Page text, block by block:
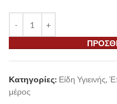
Κατηγορίες: Είδη Υγιεινής,
μέρος